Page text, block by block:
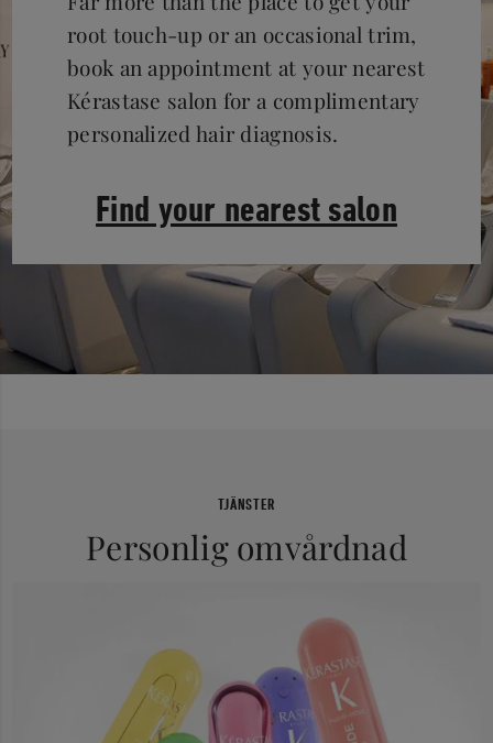
root touch-up or an occasional trim,
book an appointment at your nearest
Kérastase salon for a complimentary
personalized hair diagnosis.
Find your nearest salon
TJÄNSTER
Personlig omvårdnad